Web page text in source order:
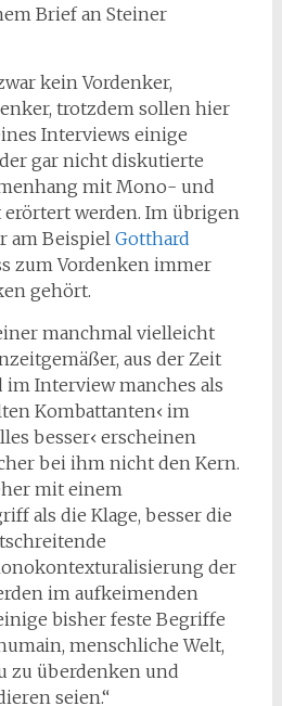
Brief an Steiner
kein Vordenker,
trotzdem sollen hier
Interviews einige
gar nicht diskutierte
mit Mono- und
werden. Im übrigen
am Beispiel Gotthard
zum Vordenken immer
gehört.
manchmal vielleicht
aus der Zeit
Interview manches als
Kombattanten‹ im
besser‹ erscheinen
bei ihm nicht den Kern.
mit einem
als die Klage, besser die
der
im aufkeimenden
bisher feste Begriffe
menschliche Welt,
zu überdenken und
seien.“